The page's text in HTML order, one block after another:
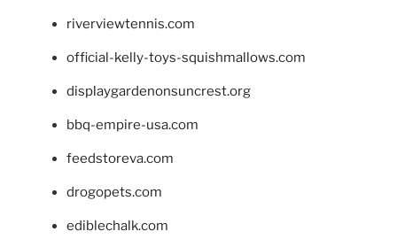
riverviewtennis.com
official-kelly-toys-squishmallows.com
displaygardenonsuncrest.org
bbq-empire-usa.com
feedstoreva.com
drogopets.com
ediblechalk.com